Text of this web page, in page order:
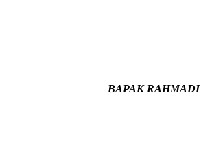
BAPAK RAHMADI